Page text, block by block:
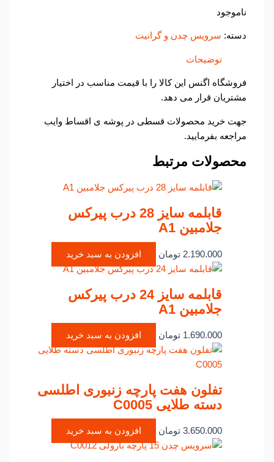
ناموجود
سرویس چدن و گرانیت
توضیحات
فروشگاه اگنس این کالا را با قیمت مناسب در اختیار
مشتریان قرار می دهد.
جهت خرید محصولات قسطی در پوشه ی اقساط وایب
مراجعه بفرمایید.
محصولات مرتبط
قابلمه سایز 28 درب پیرکس
جلامبین A1
2.190.000 تومان افزودن به سبد خرید
قابلمه سایز 24 درب پیرکس
جلامبین A1
1.690.000 تومان افزودن به سبد خرید
تفلون هفت پارچه زنبوری اطلسی
دسته طلایی C0005
3.650.000 تومان افزودن به سبد خرید